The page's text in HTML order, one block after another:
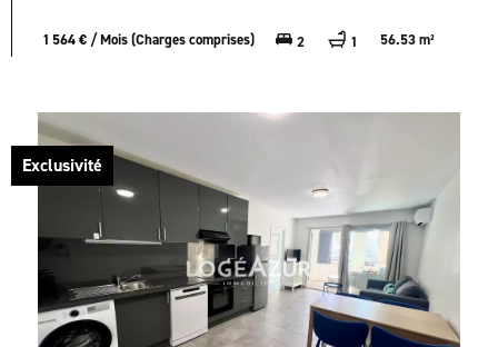
1 564 € / Mois (Charges comprises) 2 1 56.53 m²
Exclusivité